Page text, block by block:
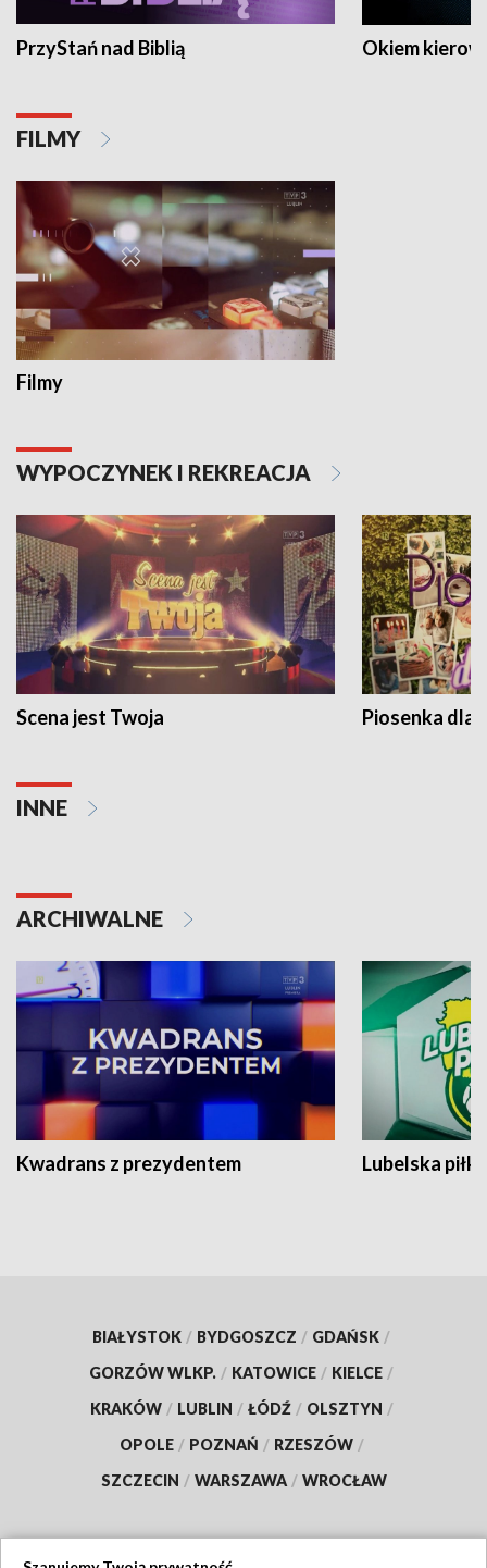
PrzyStań nad Biblią Okiem
FILMY
Filmy
WYPOCZYNEK I REKREACJA
Scena jest Twoja Piosenka dla
INNE
ARCHIWALNE
Kwadrans z prezydentem Lubelska piłka
BIAŁYSTOK / BYDGOSZCZ / GDAŃSK /
GORZÓW WLKP. / KATOWICE / KIELCE /
KRAKÓW / LUBLIN / ŁÓDŹ / OLSZTYN /
OPOLE / POZNAŃ / RZESZÓW /
SZCZECIN / WARSZAWA / WROCŁAW